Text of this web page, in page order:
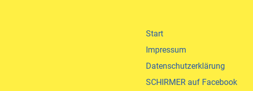
Start
Impressum
Datenschutzerklärung
SCHIRMER auf Facebook